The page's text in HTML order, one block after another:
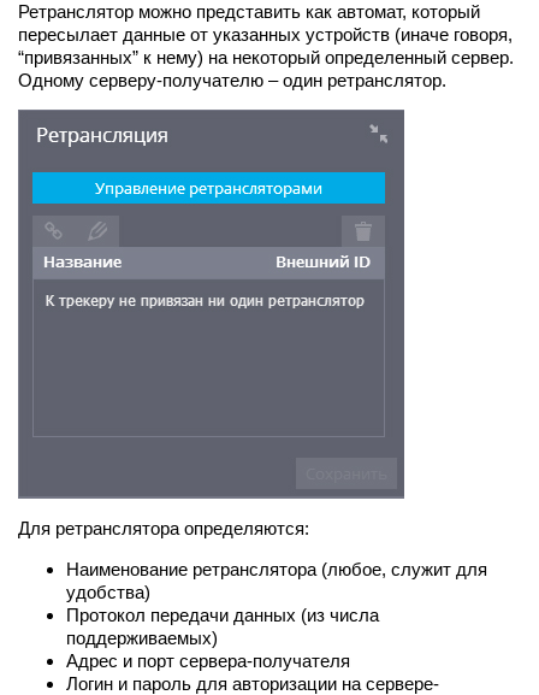
Ретранслятор можно представить как автомат, который
пересылает данные от указанных устройств (иначе говоря,
“привязанных” к нему) на некоторый определенный сервер.
Одному серверу-получателю – один ретранслятор.
Для ретранслятора определяются:
Наименование ретранслятора (любое, служит для
удобства)
Протокол передачи данных (из числа
поддерживаемых)
Адрес и порт сервера-получателя
Логин и пароль для авторизации на сервере-